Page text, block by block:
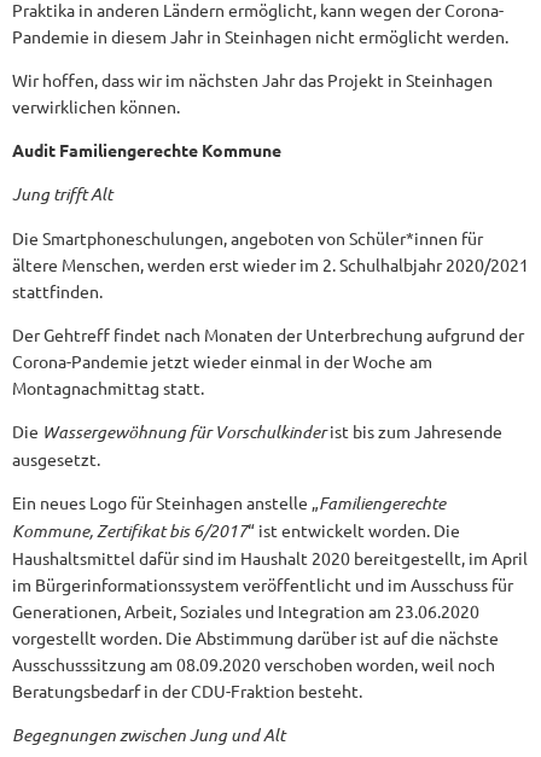
Praktika in anderen Ländern ermöglicht, kann wegen der Corona-
Pandemie in diesem Jahr in Steinhagen nicht ermöglicht werden.
Wir hoffen, dass wir im nächsten Jahr das Projekt in Steinhagen
verwirklichen können.
Audit Familiengerechte Kommune
Jung trifft Alt
Die Smartphoneschulungen, angeboten von Schüler*innen für
ältere Menschen, werden erst wieder im 2. Schulhalbjahr 2020/2021
stattfinden.
Der Gehtreff findet nach Monaten der Unterbrechung aufgrund der
Corona-Pandemie jetzt wieder einmal in der Woche am
Montagnachmittag statt.
Die Wassergewöhnung für Vorschulkinderist bis zum Jahresende
ausgesetzt.
Ein neues Logo für Steinhagen anstelle „Familiengerechte
Kommune, Zertifikat bis 6/2017“ ist entwickelt worden. Die
Haushaltsmittel dafür sind im Haushalt 2020 bereitgestellt, im April
im Bürgerinformationssystem veröffentlicht und im Ausschuss für
Generationen, Arbeit, Soziales und Integration am 23.06.2020
vorgestellt worden. Die Abstimmung darüber ist auf die nächste
Ausschusssitzung am 08.09.2020 verschoben worden, weil noch
Beratungsbedarf in der CDU-Fraktion besteht.
Begegnungen zwischen Jung und Alt